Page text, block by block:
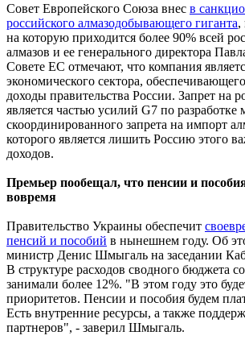
Совет Европейского Союза внес в
российского алмазодобывающего гиганта,
на которую приходится более 90% всей
алмазов и ее генерального директора
Совете ЕС отмечают, что компания
экономического сектора,
доходы правительства России. Запрет на
является частью усилий G7 по
скоординированного запрета на импорт
которого является лишить Россию этого
доходов.
Премьер пообещал, что пенсии и
вовремя
Правительство Украины обеспечит
пенсий и пособий в нынешнем году. Об
министр Денис Шмыгаль на заседании
В структуре расходов сводного бюджета
занимали более 12%. "В этом году это
приоритетов. Пенсии и пособия будем
Есть внутренние ресурсы, а также
партнеров", - заверил Шмыгаль.